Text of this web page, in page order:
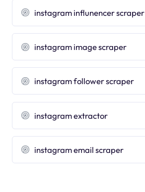
instagram influnencer scraper
instagram image scraper
instagram follower scraper
instagram extractor
instagram email scraper